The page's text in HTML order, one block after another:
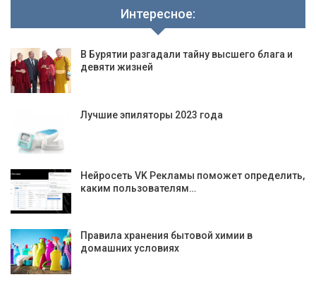
Интересное:
В Бурятии разгадали тайну высшего блага и
девяти жизней
Лучшие эпиляторы 2023 года
Нейросеть VK Рекламы поможет определить,
каким пользователям…
Правила хранения бытовой химии в
домашних условиях